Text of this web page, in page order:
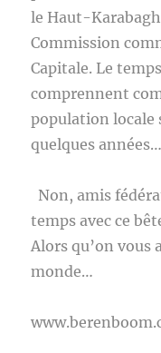
le Haut-
Commission
Capitale. Le
comprennent
population locale
quelques années…
Non, amis
temps avec ce
Alors qu’on vous
monde…